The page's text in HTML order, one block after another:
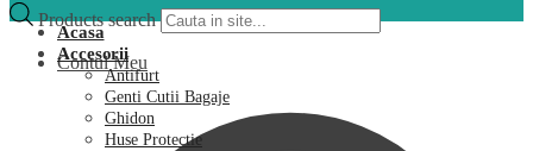
Products search
Contul Meu
Acasa
Accesorii
Antifurt
Genti Cutii Bagaje
Ghidon
Huse Protectie